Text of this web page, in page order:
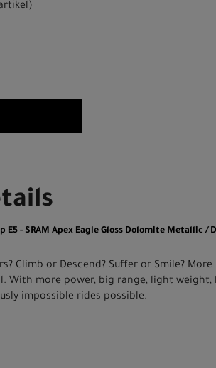
)
E5 - SRAM Apex Eagle Gloss Dolomite Metallic /
Climb or Descend? Suffer or Smile?
With more power, big range, light weight,
impossible rides possible.